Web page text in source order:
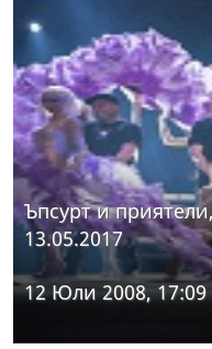
Ъпсурт и
13.05.2017
12 Юли 2008, 17:09